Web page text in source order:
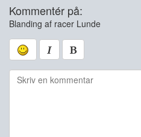
Kommentér på:
Blanding af racer Lunde